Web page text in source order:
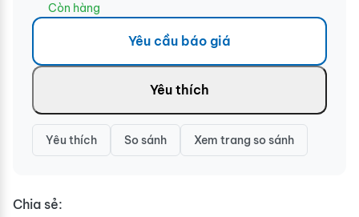
Còn hàng
Yêu cầu báo giá
Yêu thích
Yêu thích So sánh Xem trang so sánh
Chia sẻ: